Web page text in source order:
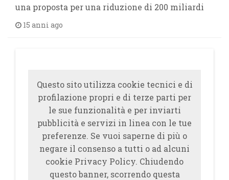
una proposta per una riduzione di 200 miliardi
15 anni ago
Questo sito utilizza cookie tecnici e di
profilazione propri e di terze parti per
le sue funzionalità e per inviarti
pubblicità e servizi in linea con le tue
preferenze. Se vuoi saperne di più o
negare il consenso a tutti o ad alcuni
cookie Privacy Policy. Chiudendo
questo banner, scorrendo questa